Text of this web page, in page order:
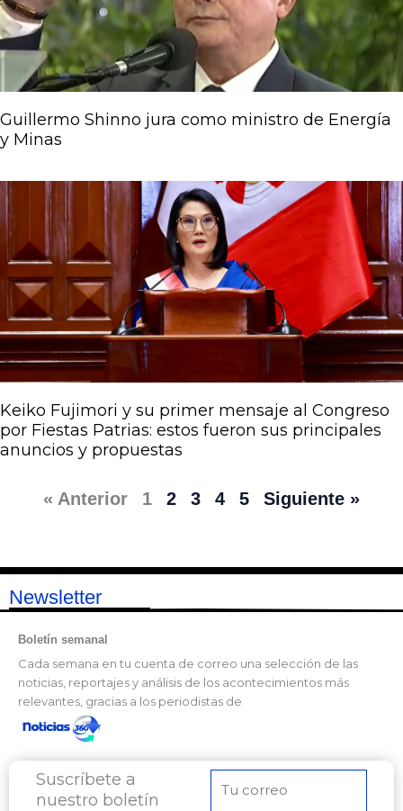
Guillermo Shinno jura como ministro de Energía
y Minas
Keiko Fujimori y su primer mensaje al Congreso
por Fiestas Patrias: estos fueron sus principales
anuncios y propuestas
« Anterior 1 2 3 4 5 Siguiente »
Newsletter
Boletín semanal
Cada semana en tu cuenta de correo una selección de las
noticias, reportajes y análisis de los acontecimientos más
relevantes, gracias a los periodistas de
Suscríbete a
nuestro boletín
electrónico